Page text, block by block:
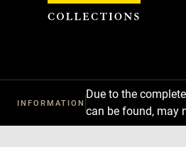
INFORMATION
Due to the
can be found, may
Cookies management panel